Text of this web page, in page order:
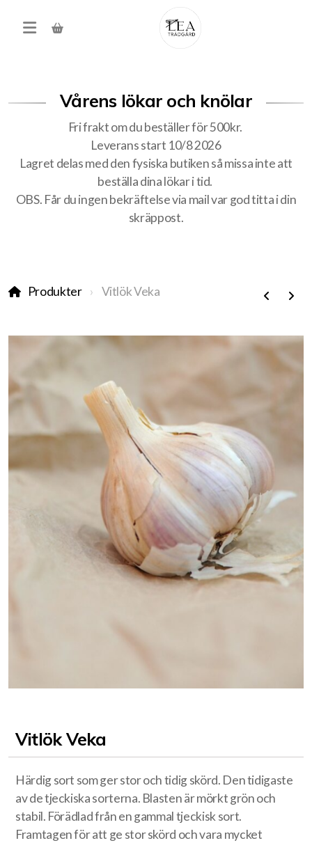
Vårens lökar och knölar
Fri frakt om du beställer för 500kr.
Leverans start 10/8 2026
Lagret delas med den fysiska butiken så missa inte att
beställa dina lökar i tid.
OBS. Får du ingen bekräftelse via mail var god titta i din
skräppost.
Produkter Vitlök Veka
Vitlök Veka
Härdig sort som ger stor och tidig skörd. Den tidigaste
av de tjeckiska sorterna. Blasten är mörkt grön och
stabil. Förädlad från en gammal tjeckisk sort.
Framtagen för att ge stor skörd och vara mycket
Produkter